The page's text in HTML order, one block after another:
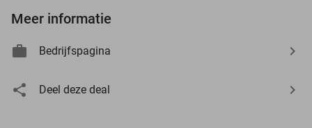
Meer informatie
Bedrijfspagina
Deel deze deal